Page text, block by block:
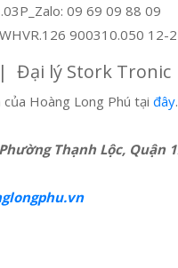
09 69 09 88 09
900310.050 12-
| Đại lý Stork
Hoàng Long Phú tại đây.
Thạnh Lộc, Quận